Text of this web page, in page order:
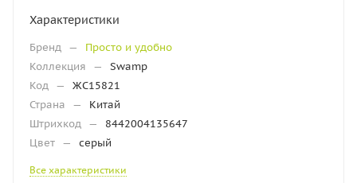
Характеристики
Бренд —
Просто и удобно
Коллекция
—
Swamp
Код —
ЖС15821
Страна
—
Китай
Штрихкод —
8442004135647
Цвет — серый
Все характеристики